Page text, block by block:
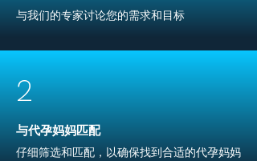
与我们的专家讨论您的需求和目标
2
与代孕妈妈匹配
仔细筛选和匹配，以确保找到合适的代孕妈妈